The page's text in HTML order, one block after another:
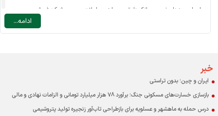
اسرار سودهای نجومی بانک‌ها: تسعیر ارز، معاملات صوری و شرکت‌فروشی
ادامه...
خبر
ایران و چین؛ بدون تراستی
بازسازی خسارت‌های مسکونی جنگ؛ برآورد ۷۸ هزار میلیارد تومانی و الزامات نهادی و مالی
درس حمله به ماهشهر و عسلویه برای بازطراحی تاب‌آور زنجیره تولید پتروشیمی